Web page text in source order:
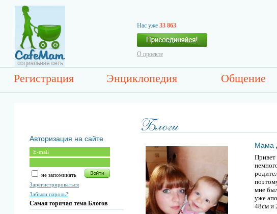
Нас уже 33 863
О проекте
Регистрация Энциклопедия Общение
Авторизация на сайте
не запоминать
Зарегистрироваться
Забыли пароль?
Самая горячая тема Блогов
Мама
Привет
мне
уже
48см и